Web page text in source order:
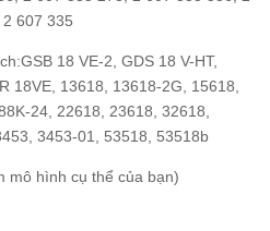
607 335
GSB 18 VE-2, GDS 18 V-HT,
18VE, 13618, 13618-2G, 15618,
24, 22618, 23618, 32618,
3453-01, 53518, 53518b
mô hình cụ thể của bạn)